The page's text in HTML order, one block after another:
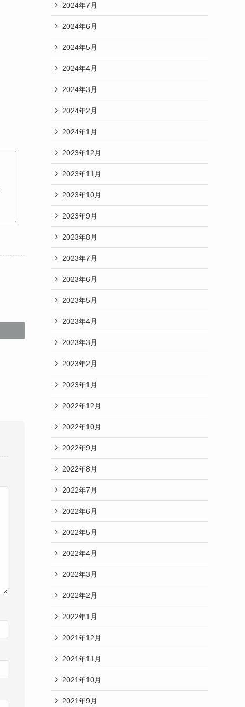
2024年7月
2024年6月
2024年5月
2024年4月
2024年3月
2024年2月
2024年1月
2023年12月
2023年11月
2023年10月
2023年9月
2023年8月
2023年7月
2023年6月
2023年5月
2023年4月
2023年3月
2023年2月
2023年1月
2022年12月
2022年10月
2022年9月
2022年8月
2022年7月
2022年6月
2022年5月
2022年4月
2022年3月
2022年2月
2022年1月
2021年12月
2021年11月
2021年10月
2021年9月